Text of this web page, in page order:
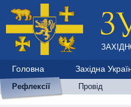
Головна Західна
Рефлексії Провід